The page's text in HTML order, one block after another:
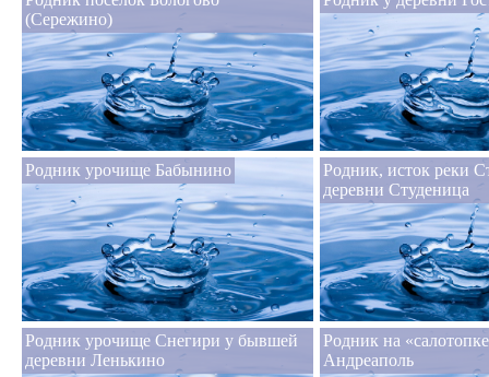
(Сережино)
Родник урочище Бабынино
Родник, исток реки
деревни Студеница
Родник урочище Снегири у бывшей
деревни Ленькино
Родник на
Андреаполь